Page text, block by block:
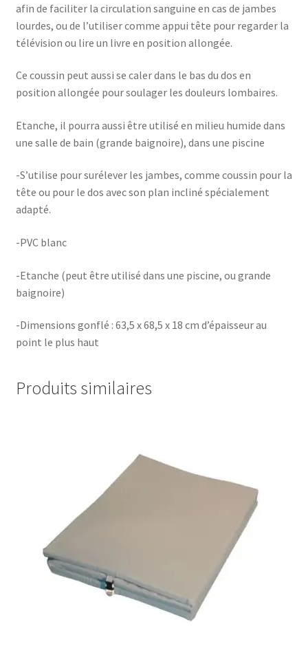
afin de faciliter la circulation sanguine en cas de jambes
lourdes, ou de l’utiliser comme appui tête pour regarder la
télévision ou lire un livre en position allongée.
Ce coussin peut aussi se caler dans le bas du dos en
position allongée pour soulager les douleurs lombaires.
Etanche, il pourra aussi être utilisé en milieu humide dans
une salle de bain (grande baignoire), dans une piscine
-S’utilise pour surélever les jambes, comme coussin pour la
tête ou pour le dos avec son plan incliné spécialement
adapté.
-PVC blanc
-Etanche (peut être utilisé dans une piscine, ou grande
baignoire)
-Dimensions gonflé : 63,5 x 68,5 x 18 cm d’épaisseur au
point le plus haut
Produits similaires